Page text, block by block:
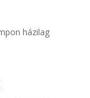
házilag